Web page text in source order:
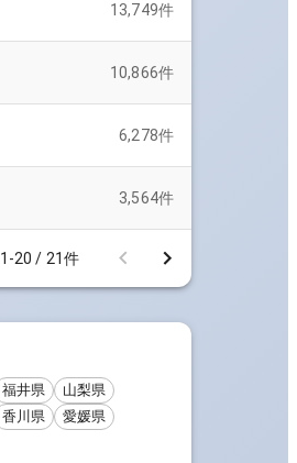
13,749件
10,866件
6,278件
3,564件
1-20 / 21件
福井県
山梨県
香川県 愛媛県